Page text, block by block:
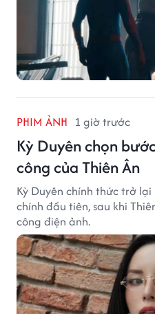
PHIM ẢNH 1 giờ trước
Kỳ Duyên chọn
công của Thiên Ân
Kỳ Duyên chính thức trở
chính đầu tiên, sau khi
công điện ảnh.